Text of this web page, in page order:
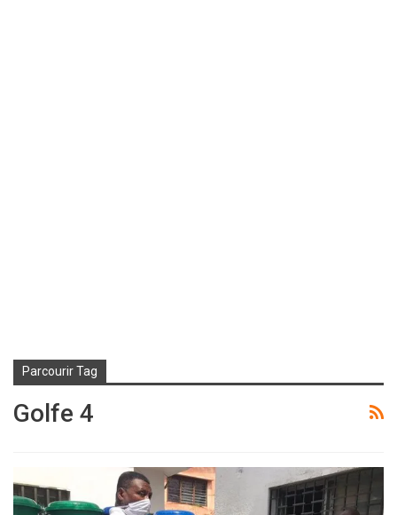
Parcourir Tag
Golfe 4